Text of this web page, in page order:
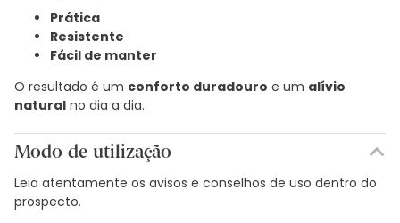
Prática
Resistente
Fácil de manter
O resultado é um conforto duradouro e um alívio
natural no dia a dia.
Modo de utilização
Leia atentamente os avisos e conselhos de uso dentro do
prospecto.